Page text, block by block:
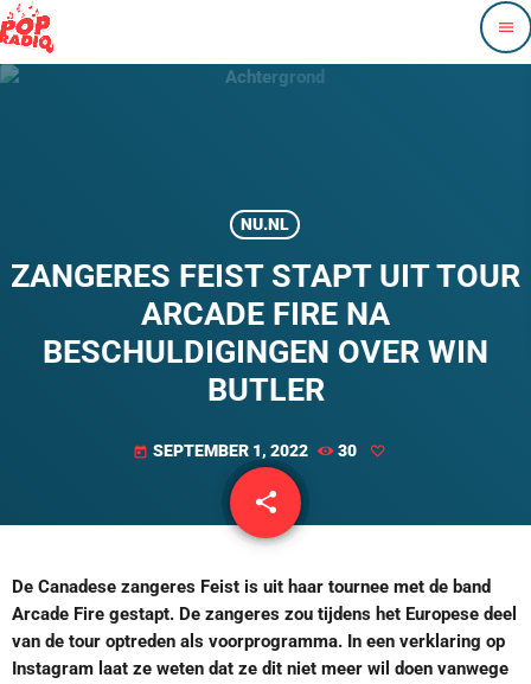
menu
NU.NL
ZANGERES FEIST STAPT UIT TOUR
ARCADE FIRE NA
BESCHULDIGINGEN OVER WIN
BUTLER
today SEPTEMBER 1, 2022 30
share
email
De Canadese zangeres Feist is uit haar tournee met de band
Arcade Fire gestapt. De zangeres zou tijdens het Europese deel
van de tour optreden als voorprogramma. In een verklaring op
Instagram laat ze weten dat ze dit niet meer wil doen vanwege